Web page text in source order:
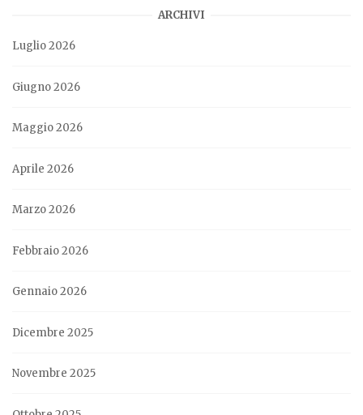
ARCHIVI
Luglio 2026
Giugno 2026
Maggio 2026
Aprile 2026
Marzo 2026
Febbraio 2026
Gennaio 2026
Dicembre 2025
Novembre 2025